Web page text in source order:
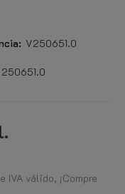
V250651.0
IVA válido, ¡Compre